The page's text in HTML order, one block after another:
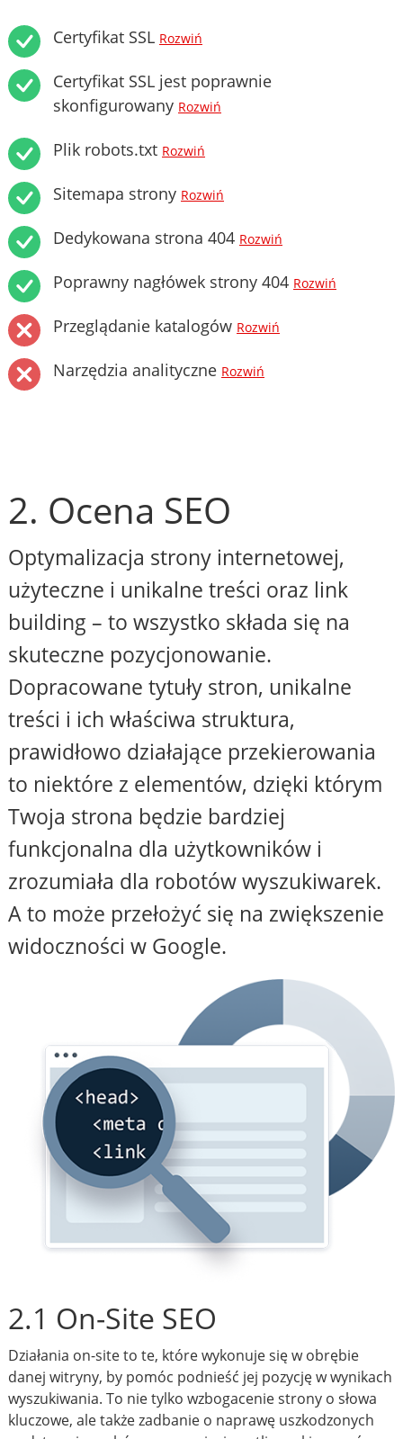
Certyfikat SSL Rozwiń
Certyfikat SSL jest poprawnie
skonfigurowany Rozwiń
Plik robots.txt Rozwiń
Sitemapa strony Rozwiń
Dedykowana strona 404 Rozwiń
Poprawny nagłówek strony 404 Rozwiń
Przeglądanie katalogów Rozwiń
Narzędzia analityczne Rozwiń
2. Ocena SEO
Optymalizacja strony internetowej,
użyteczne i unikalne treści oraz link
building – to wszystko składa się na
skuteczne pozycjonowanie.
Dopracowane tytuły stron, unikalne
treści i ich właściwa struktura,
prawidłowo działające przekierowania
to niektóre z elementów, dzięki którym
Twoja strona będzie bardziej
funkcjonalna dla użytkowników i
zrozumiała dla robotów wyszukiwarek.
A to może przełożyć się na zwiększenie
widoczności w Google.
2.1 On-Site SEO
Działania on-site to te, które wykonuje się w obrębie
danej witryny, by pomóc podnieść jej pozycję w wynikach
wyszukiwania. To nie tylko wzbogacenie strony o słowa
kluczowe, ale także zadbanie o naprawę uszkodzonych